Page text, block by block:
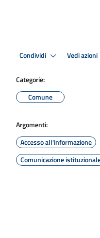
Condividi Vedi azioni
Categorie:
Comune
Argomenti:
Accesso all'informazione
Comunicazione